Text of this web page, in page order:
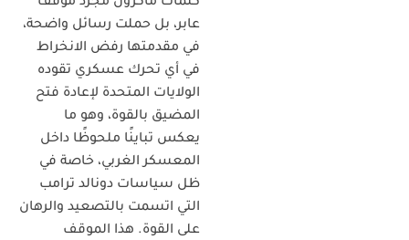
كلمات ماكرون مجرد موقف
عابر، بل حملت رسائل واضحة،
في مقدمتها رفض الانخراط
في أي تحرك عسكري تقوده
الولايات المتحدة لإعادة فتح
المضيق بالقوة، وهو ما
يعكس تباينًا ملحوظًا داخل
المعسكر الغربي، خاصة في
ظل سياسات دونالد ترامب
التي اتسمت بالتصعيد والرهان
على القوة. هذا الموقف